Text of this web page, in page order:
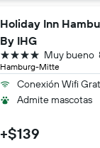
Holiday Inn
By IHG
Hamburg-Mitte
Muy bueno
4 estrellas
Conexión Wifi
Admite mascotas
+$139